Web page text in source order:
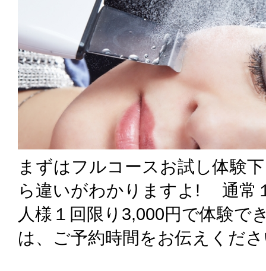
まずはフルコースお試し体験
ら違いがわかりますよ! 通常
人様１回限り3,000円で体験
は、ご予約時間をお伝えくだ